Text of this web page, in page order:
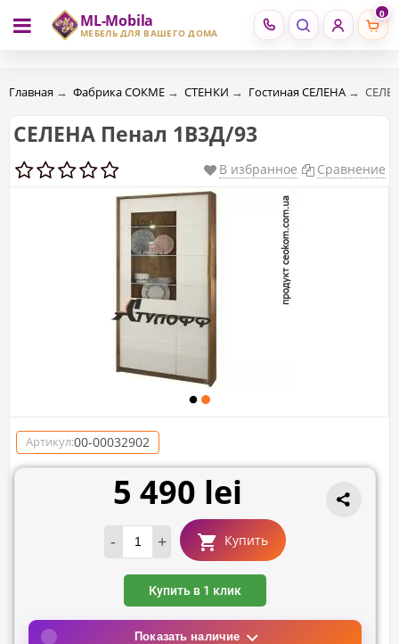
ML-Mobila
МЕБЕЛЬ ДЛЯ ВАШЕГО ДОМА
0
RU RO
Главная → Фабрика СОКМЕ → СТЕНКИ → Гостиная CЕЛЕНА →
СЕЛЕНА Пенал 1В3Д/93
В избранное Сравнение
Артикул:00-00032902
5 490 lei
- + Купить
Купить в 1 клик
Показать наличие